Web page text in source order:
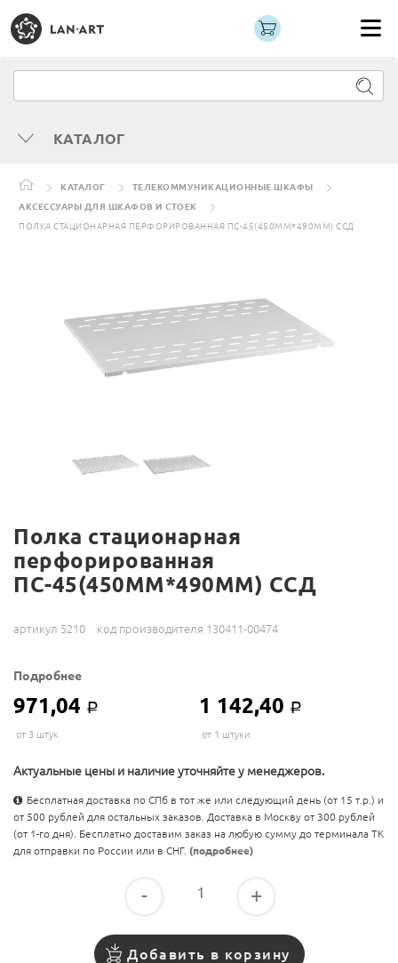
КАТАЛОГ
КАТАЛОГ
ТЕЛЕКОММУНИКАЦИОННЫЕ ШКАФЫ
АКСЕССУАРЫ ДЛЯ ШКАФОВ И СТОЕК
ПОЛКА СТАЦИОНАРНАЯ ПЕРФОРИРОВАННАЯ ПС-45(450ММ*490ММ) ССД
Полка стационарная
перфорированная
ПС-45(450ММ*490ММ) ССД
артикул 5210 код производителя 130411-00474
Подробнее
971,04 Р 1 142,40 Р
от 3 штук от 1 штуки
Актуальные цены и наличие уточняйте у менеджеров.
Бесплатная доставка по СПб в тот же или следующий день (от 15 т.р.) и
от 500 рублей для остальных заказов. Доставка в Москву от 300 рублей
(от 1-го дня). Бесплатно доставим заказ на любую сумму до терминала ТК
для отправки по России или в СНГ. (подробнее)
- +
Добавить в корзину